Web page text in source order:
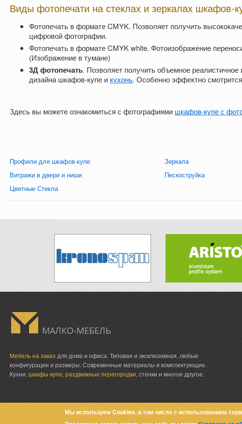
Виды фотопечати на стеклах и зеркалах шкафов-
Фотопечать в формате CMYK. Позволяет получить
цифровой фотографии.
Фотопечать в формате CMYK white. Фотоизображение
(Изображение в тумане)
3Д фотопечать. Позволяет получить объемное
дизайна шкафов-купе и кухонь. Особенно эффектно
Здесь вы можете ознакомиться с фотографиями шкафов-купе с
Профили для шкафов-купе Зеркала
Витражи в двери и ниши
Пескоструйка
Цветные Стекла
МАЛКО-МЕБЕЛЬ
Мебель на заказ для дома и офиса. Типовая и эксклюзивная, любые
конфигурации и размеры. Современные материалы и комплектующие.
Кухни, шкафы-купе, раздвижные перегородки, стенки и многое другое.
Мы используем Cookies, в том числе с использованием